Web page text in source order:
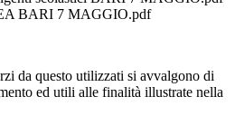
BARI 7 MAGGIO.pdf
da questo utilizzati si avvalgono di
ed utili alle finalità illustrate nella